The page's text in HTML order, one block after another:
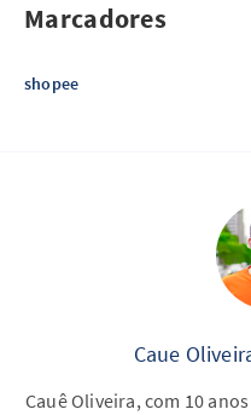
Marcadores
shopee
Caue
Cauê Oliveira, com 10